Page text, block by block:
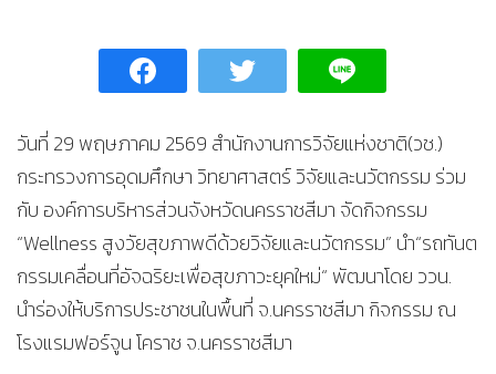
วันที่ 29 พฤษภาคม 2569 สำนักงานการวิจัยแห่งชาติ(วช.)
กระทรวงการอุดมศึกษา วิทยาศาสตร์ วิจัยและนวัตกรรม ร่วม
กับ องค์การบริหารส่วนจังหวัดนครราชสีมา จัดกิจกรรม
“Wellness สูงวัยสุขภาพดีด้วยวิจัยและนวัตกรรม” นำ“รถทันต
กรรมเคลื่อนที่อัจฉริยะเพื่อสุขภาวะยุคใหม่“ พัฒนาโดย ววน.
นำร่องให้บริการประชาชนในพื้นที่ จ.นครราชสีมา กิจกรรม ณ
โรงแรมฟอร์จูน โคราช จ.นครราชสีมา